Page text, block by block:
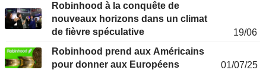
Robinhood à la conquête de
nouveaux horizons dans un climat
de fièvre spéculative
19/06
Robinhood prend aux Américains
pour donner aux Européens
01/07/25